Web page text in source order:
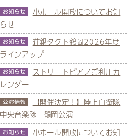
小ホール開放についてお知
らせ
荘銀タクト鶴岡2026年度
ラインアップ
ストリートピアノご利用カ
レンダー
【開催決定！】陸上自衛隊
中央音楽隊 鶴岡公演
小ホール開放についてお知